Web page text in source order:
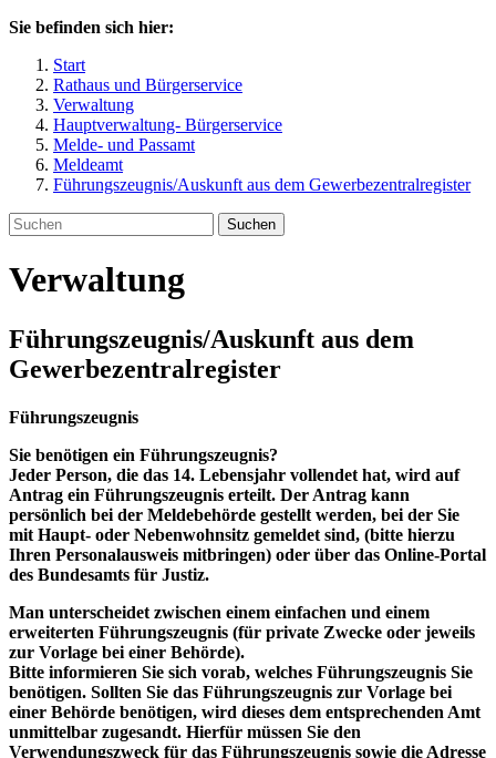
Sie befinden sich hier:
Start
Rathaus und Bürgerservice
Verwaltung
Hauptverwaltung- Bürgerservice
Melde- und Passamt
Meldeamt
Führungszeugnis/Auskunft aus dem Gewerbezentralregister
Suchen
Verwaltung
Führungszeugnis/Auskunft aus dem
Gewerbezentralregister
Führungszeugnis
Sie benötigen ein Führungszeugnis?
Jeder Person, die das 14. Lebensjahr vollendet hat, wird auf
Antrag ein Führungszeugnis erteilt. Der Antrag kann
persönlich bei der Meldebehörde gestellt werden, bei der Sie
mit Haupt- oder Nebenwohnsitz gemeldet sind, (bitte hierzu
Ihren Personalausweis mitbringen) oder über das Online-Portal
des Bundesamts für Justiz.
Man unterscheidet zwischen einem einfachen und einem
erweiterten Führungszeugnis (für private Zwecke oder jeweils
zur Vorlage bei einer Behörde).
Bitte informieren Sie sich vorab, welches Führungszeugnis Sie
benötigen. Sollten Sie das Führungszeugnis zur Vorlage bei
einer Behörde benötigen, wird dieses dem entsprechenden Amt
unmittelbar zugesandt. Hierfür müssen Sie den
Verwendungszweck für das Führungszeugnis sowie die Adresse